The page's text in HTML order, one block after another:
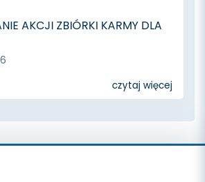
AKCJI ZBIÓRKI KARMY DLA
czytaj więcej